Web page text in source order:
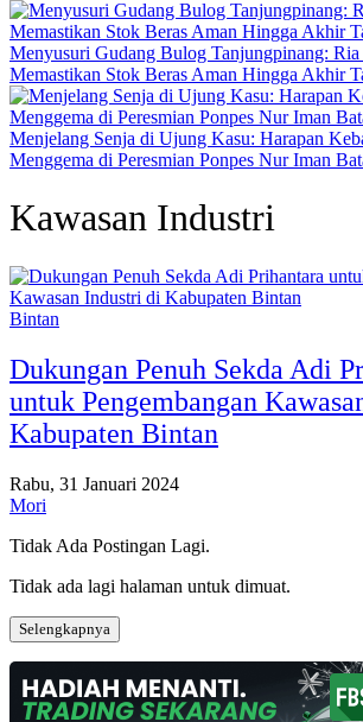
Menyusuri Gudang Bulog Tanjungpinang: Ria
Memastikan Stok Beras Aman Hingga Akhir
Menjelang Senja di Ujung Kasu: Harapan
Menggema di Peresmian Ponpes Nur Iman
Kawasan Industri
Bintan
Dukungan Penuh Sekda Adi
untuk Pengembangan
Kabupaten Bintan
Rabu, 31 Januari 2024
Mori
Tidak Ada Postingan Lagi.
Tidak ada lagi halaman untuk dimuat.
Selengkapnya